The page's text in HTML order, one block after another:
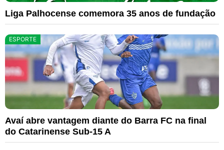
Liga Palhocense comemora 35 anos de fundação
ESPORTE
Avaí abre vantagem diante do Barra FC na final
do Catarinense Sub-15 A